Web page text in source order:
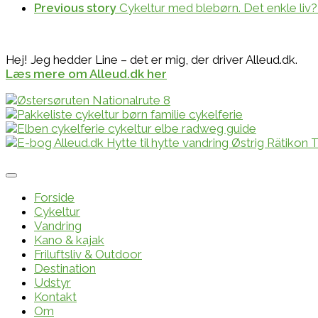
Previous story Cykeltur med blebørn. Det enkle
Hej! Jeg hedder Line – det er mig, der driver Alleud.dk.
Læs mere om Alleud.dk her
Forside
Cykeltur
Vandring
Kano & kajak
Friluftsliv & Outdoor
Destination
Udstyr
Kontakt
Om